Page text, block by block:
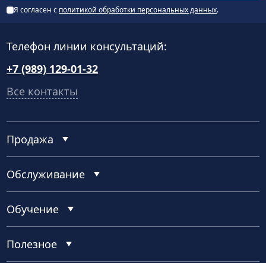
Я согласен с политикой обработки персональных данных.
Телефон линии консультаций:
+7 (989) 129-01-32
Все контакты
Продажа
Обслуживание
Обучение
Полезное